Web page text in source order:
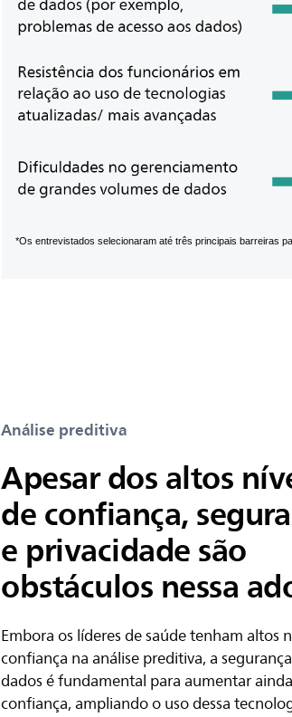
*Os entrevistados selecionaram até três principais barreiras
Análise preditiva
Apesar dos altos
de confiança,
e privacidade são
obstáculos nessa
Embora os líderes de saúde tenham altos
confiança na análise preditiva, a
dados é fundamental para aumentar
confiança, ampliando o uso dessa